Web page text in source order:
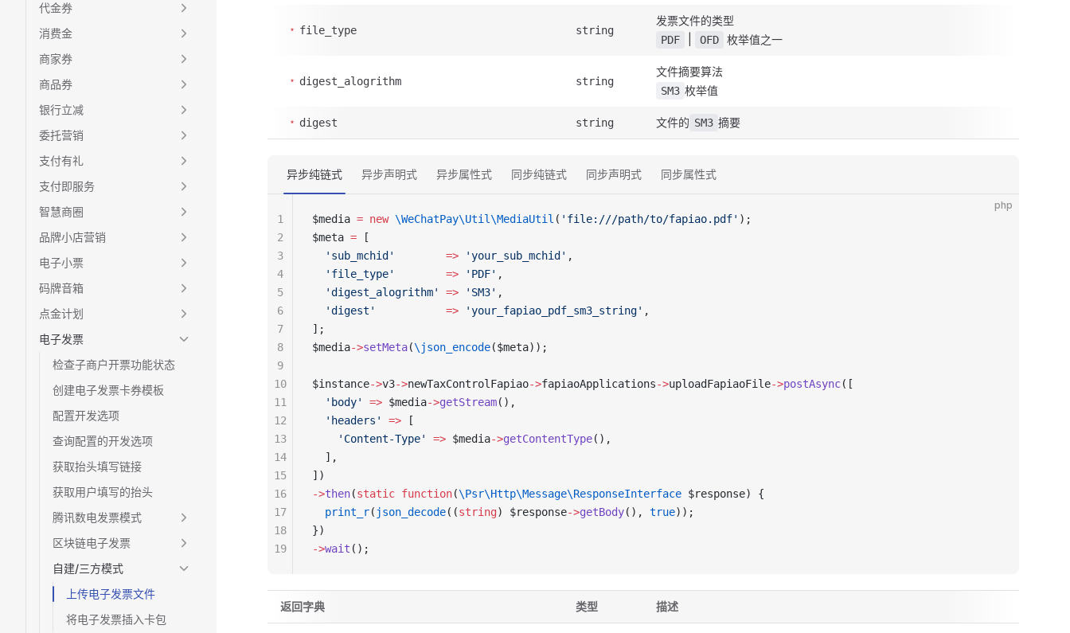
代金券
消费金
商家券
商品券
银行立减
委托营销
支付有礼
支付即服务
智慧商圈
品牌小店营销
电子小票
码牌音箱
点金计划
电子发票
检查子商户开票功能状态
创建电子发票卡券模板
配置开发选项
查询配置的开发选项
获取抬头填写链接
获取用户填写的抬头
腾讯数电发票模式
区块链电子发票
自建/三方模式
上传电子发票文件
将电子发票插入卡包
file_type string
发票文件的类型
PDF OFD 枚举值之一
digest_alogrithm string
文件摘要算法
SM3 枚举值
digest string 文件的 SM3 摘要
异步纯链式 异步声明式 异步属性式 同步纯链式 同步声明式 同步属性式
php
$media = new \WeChatPay\Util\MediaUtil ( 'file:///path/to/fapiao.pdf' );
$meta = [
  'sub_mchid'
        =>
'your_sub_mchid' ,
  'file_type'
        =>
'PDF' ,
  'digest_alogrithm'
=> 'SM3' ,
  'digest'
           =>
'your_fapiao_pdf_sm3_string' ,
];
$media->setMeta(\json_encode($meta));
$instance->v3->newTaxControlFapiao->fapiaoApplications->uploadFapiaoFile->postAsync([
  'body'
=> $media->getStream(),
  'headers'
=> [
    'Content-Type'
=> $media->getContentType(),
  ],
])
->then(static function(\Psr\Http\Message\ResponseInterface $response) {
  print_r
( json_decode((string) $response->getBody(), true));
})
->wait ();
1
2
3
4
5
6
7
8
9
10
11
12
13
14
15
16
17
18
19
返回字典 类型 描述